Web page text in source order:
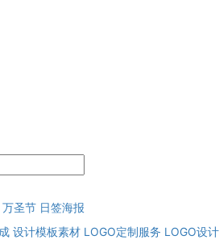
万圣节 日签海报
设计模板素材 LOGO定制服务 LOGO设计